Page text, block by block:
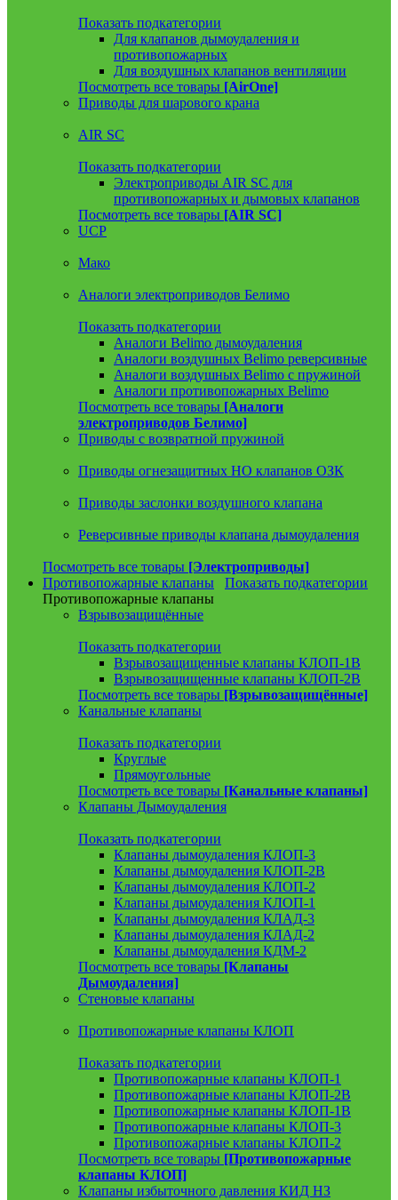
Показать подкатегории
Для клапанов дымоудаления и
противопожарных
Для воздушных клапанов вентиляции
Посмотреть все товары [AirOne]
Приводы для шарового крана
AIR SC
Показать подкатегории
Электроприводы AIR SC для
противопожарных и дымовых клапанов
Посмотреть все товары [AIR SC]
UCP
Мако
Аналоги электроприводов Белимо
Показать подкатегории
Аналоги Belimo дымоудаления
Аналоги воздушных Belimo реверсивные
Аналоги воздушных Belimo с пружиной
Аналоги противопожарных Belimo
Посмотреть все товары [Аналоги
электроприводов Белимо]
Приводы с возвратной пружиной
Приводы огнезащитных НО клапанов ОЗК
Приводы заслонки воздушного клапана
Реверсивные приводы клапана дымоудаления
Посмотреть все товары [Электроприводы]
Противопожарные клапаны
Показать подкатегории
Противопожарные клапаны
Взрывозащищённые
Показать подкатегории
Взрывозащищенные клапаны КЛОП-1В
Взрывозащищенные клапаны КЛОП-2В
Посмотреть все товары [Взрывозащищённые]
Канальные клапаны
Показать подкатегории
Круглые
Прямоугольные
Посмотреть все товары [Канальные клапаны]
Клапаны Дымоудаления
Показать подкатегории
Клапаны дымоудаления КЛОП-3
Клапаны дымоудаления КЛОП-2В
Клапаны дымоудаления КЛОП-2
Клапаны дымоудаления КЛОП-1
Клапаны дымоудаления КЛАД-3
Клапаны дымоудаления КЛАД-2
Клапаны дымоудаления КДМ-2
Посмотреть все товары [Клапаны
Дымоудаления]
Стеновые клапаны
Противопожарные клапаны КЛОП
Показать подкатегории
Противопожарные клапаны КЛОП-1
Противопожарные клапаны КЛОП-2В
Противопожарные клапаны КЛОП-1В
Противопожарные клапаны КЛОП-3
Противопожарные клапаны КЛОП-2
Посмотреть все товары [Противопожарные
клапаны КЛОП]
Клапаны избыточного давления КИД НЗ